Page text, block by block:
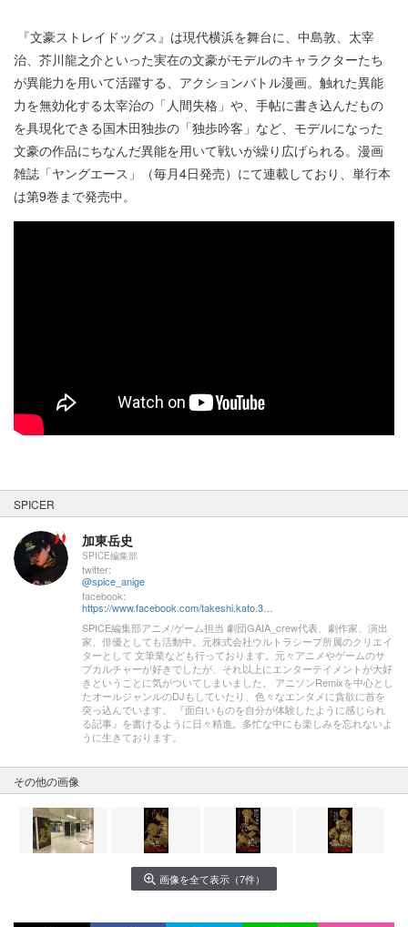
『文豪ストレイドッグス』は現代横浜を舞台に、中島敦、太宰
治、芥川龍之介といった実在の文豪がモデルのキャラクターたち
が異能力を用いて活躍する、アクションバトル漫画。触れた異能
力を無効化する太宰治の「人間失格」や、手帖に書き込んだもの
を具現化できる国木田独歩の「独歩吟客」など、モデルになった
文豪の作品にちなんだ異能を用いて戦いが繰り広げられる。漫画
雑誌「ヤングエース」（毎月4日発売）にて連載しており、単行本
は第9巻まで発売中。
SPICER
加東岳史
SPICE編集部
twitter:
@spice_anige
facebook:
https://www.facebook.com/takeshi.kato.3557
SPICE編集部アニメ/ゲーム担当 劇団GAIA_crew代表、劇作家、演出
家、俳優としても活動中。元株式会社ウルトラシープ所属のクリエイ
ターとして 文筆業なども行っております。元々アニメやゲームのサ
ブカルチャーが好きでしたが、それ以上にエンターテイメントが大好
きということに気がついてしまいました。 アニソンRemixを中心とし
たオールジャンルのDJもしていたり、色々なエンタメに貪欲に首を
突っ込んでいます。 『面白いものを自分が体験したように感じられ
る記事』を書けるように日々精進。多忙な中にも楽しみを忘れないよ
うに生きております。
その他の画像
画像を全て表示（7件）